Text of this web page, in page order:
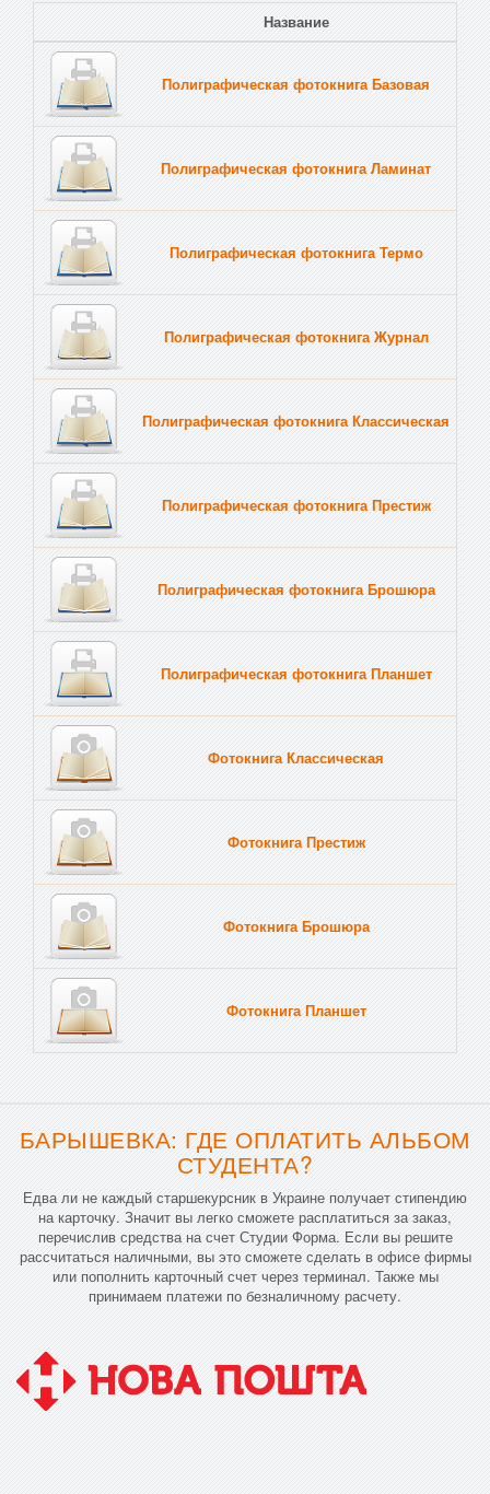
Название
Полиграфическая фотокнига Базовая
Полиграфическая фотокнига Ламинат
Полиграфическая фотокнига Термо
Полиграфическая фотокнига Журнал
Полиграфическая фотокнига Классическая
Полиграфическая фотокнига Престиж
Полиграфическая фотокнига Брошюра
Полиграфическая фотокнига Планшет
Фотокнига Классическая
Фотокнига Престиж
Фотокнига Брошюра
Фотокнига Планшет
БАРЫШЕВКА: ГДЕ ОПЛАТИТЬ АЛЬБОМ
СТУДЕНТА?
Едва ли не каждый старшекурсник в Украине получает стипендию
на карточку. Значит вы легко сможете расплатиться за заказ,
перечислив средства на счет Студии Форма. Если вы решите
рассчитаться наличными, вы это сможете сделать в офисе фирмы
или пополнить карточный счет через терминал. Также мы
принимаем платежи по безналичному расчету.